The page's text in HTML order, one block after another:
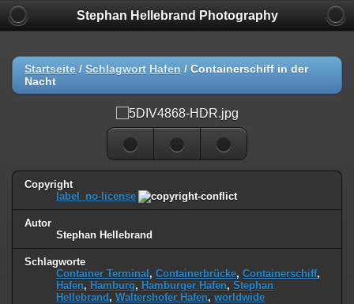
Stephan Hellebrand Photography
Startseite / Schlagwort Hafen / Containerschiff in der
Nacht
Copyright
label_no-license
Autor
Stephan Hellebrand
Schlagworte
Container Terminal , Containerbrücke, Containerschiff,
Hafen, Hamburg, Hamburger Hafen, Stephan
Hellebrand , Waltershofer Hafen, worldwide